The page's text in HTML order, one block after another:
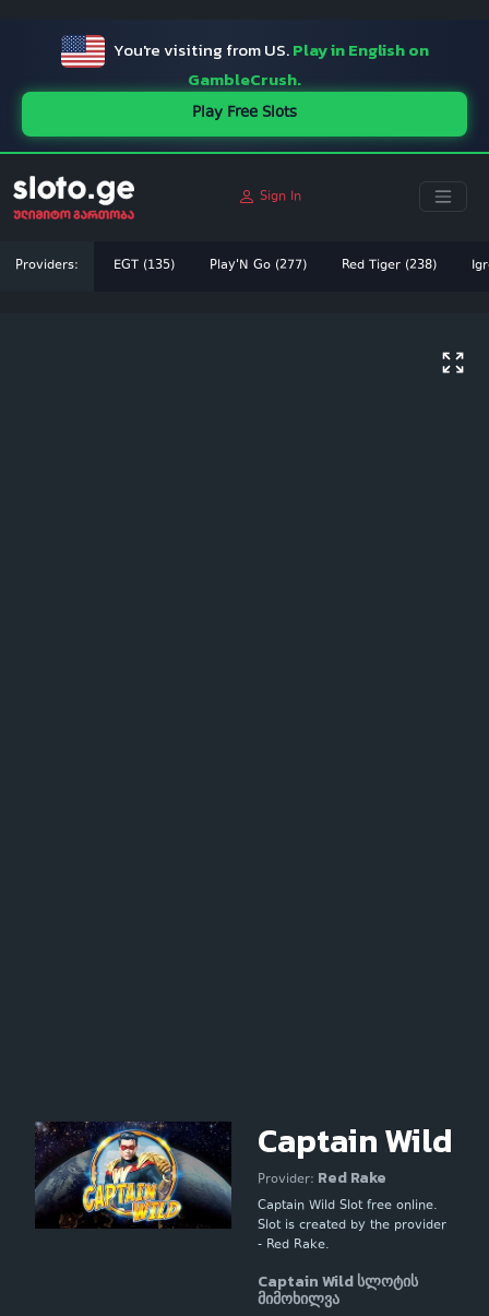
You're visiting from US.Play in English on
GambleCrush.
Play Free Slots
Sign In
Providers: EGT (135) Play'N Go (277) Red Tiger (238)
Captain Wild
Provider: Red Rake
Captain Wild Slot free online.
Slot is created by the provider
- Red Rake.
Captain Wild სლოტის
მიმოხილვა